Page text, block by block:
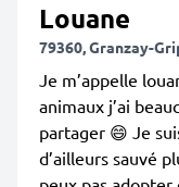
Louane
79360, Granzay-
Je m’appelle
animaux j’ai
partager 😄 Je
d’ailleurs sauvé